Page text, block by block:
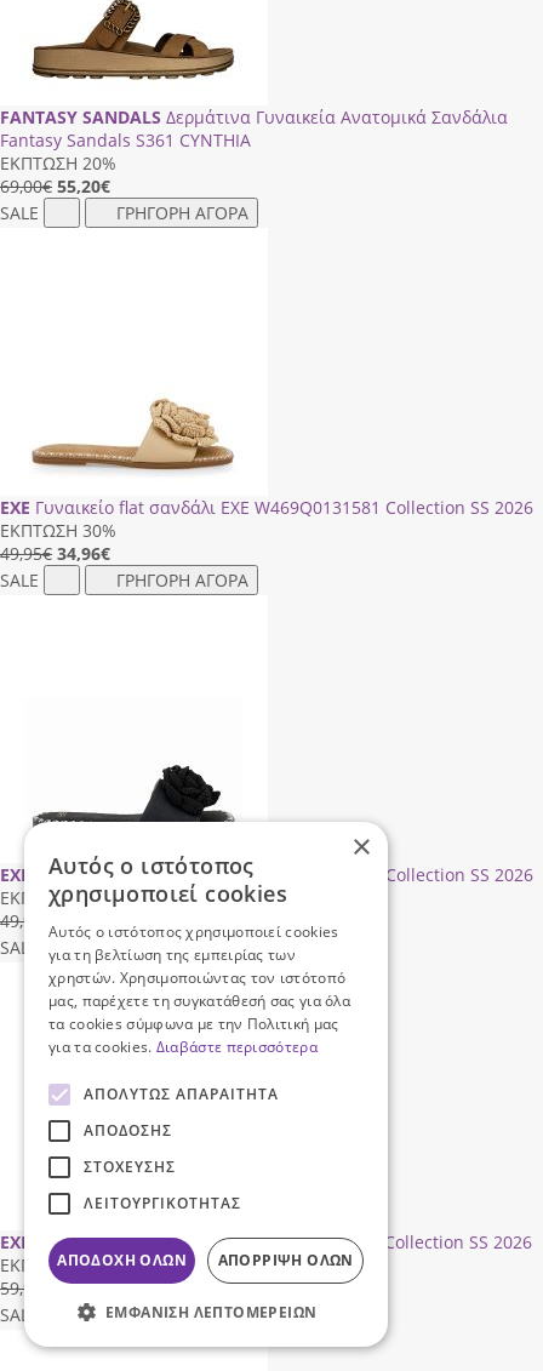
FANTASY SANDALS Δερμάτινα Γυναικεία Ανατομικά Σανδάλια
Fantasy Sandals S361 CΥΝΤΗΙΑ
ΕΚΠΤΩΣΗ 20%
69,00€ 55,20€
SALE
ΓΡΗΓΟΡΗ ΑΓΟΡΑ
EXE Γυναικείο flat σανδάλι EXE W469Q0131581 Collection SS 2026
ΕΚΠΤΩΣΗ 30%
49,95€ 34,96€
SALE
ΓΡΗΓΟΡΗ ΑΓΟΡΑ
EXE
Γυναικείο flat σανδάλι EXE W469Q0131001 Collection SS 2026
ΕΚΠΤΩΣΗ 30%
49,95€
SALE
ΓΡΗΓΟΡΗ ΑΓΟΡΑ
EXE
Γυναικείο Flat Σανδάλι EXE W470V23211Υ8 Collection SS 2026
ΕΚΠΤΩΣΗ 30%
59,95€
41,96€
SALE
ΓΡΗΓΟΡΗ ΑΓΟΡΑ
×
Αυτός ο ιστότοπος
χρησιμοποιεί cookies
Αυτός ο ιστότοπος χρησιμοποιεί cookies
για τη βελτίωση της εμπειρίας των
χρηστών. Χρησιμοποιώντας τον ιστότοπό
μας, παρέχετε τη συγκατάθεσή σας για όλα
τα cookies σύμφωνα με την Πολιτική μας
για τα cookies. Διαβάστε περισσότερα
ΑΠΟΛΎΤΩΣ ΑΠΑΡΑΊΤΗΤΑ
ΑΠΌΔΟΣΗΣ
ΣΤΌΧΕΥΣΗΣ
ΛΕΙΤΟΥΡΓΙΚΌΤΗΤΑΣ
ΑΠΟΔΟΧΉ ΌΛΩΝ ΑΠΌΡΡΙΨΗ ΌΛΩΝ
ΕΜΦΆΝΙΣΗ ΛΕΠΤΟΜΕΡΕΙΏΝ